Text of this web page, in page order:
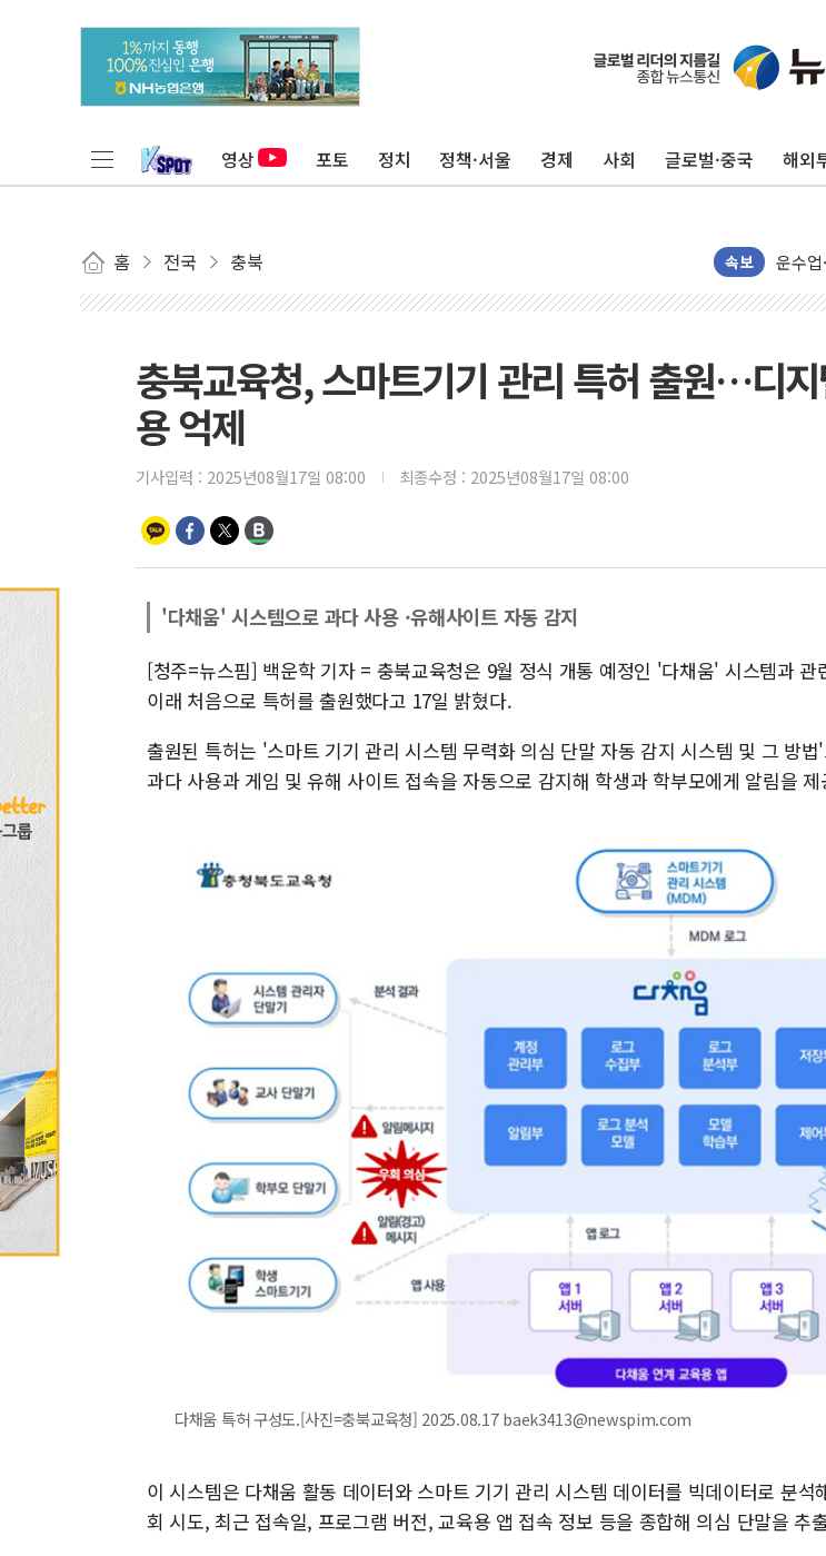
영상 포토 정치 정책·서울 경제 사회 글로벌·중국 해외
홈 전국 충북 속보
인도,
Sh수
서연
피치 "
법원
롯데
[AI
운수
[르
공정
중소
국표
쉐이크
부모
정부
충북교육청, 스마트기기 관리 특허 출원…디
용 억제
기사입력 : 2025년08월17일 08:00 최종수정 : 2025년08월17일 08:00
'다채움' 시스템으로 과다 사용 ·유해사이트 자동 감지
[청주=뉴스핌] 백운학 기자 = 충북교육청은 9월 정식 개통 예정인 '다채움' 시스템과 관
이래 처음으로 특허를 출원했다고 17일 밝혔다.
출원된 특허는 '스마트 기기 관리 시스템 무력화 의심 단말 자동 감지 시스템 및 그 방법
과다 사용과 게임 및 유해 사이트 접속을 자동으로 감지해 학생과 학부모에게 알림을 제
다채움 특허 구성도.[사진=충북교육청] 2025.08.17 baek3413@newspim.com
이 시스템은 다채움 활동 데이터와 스마트 기기 관리 시스템 데이터를 빅데이터로 분석
회 시도, 최근 접속일, 프로그램 버전, 교육용 앱 접속 정보 등을 종합해 의심 단말을 추